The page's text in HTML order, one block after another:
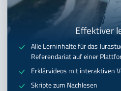
Effektiver
Alle Lerninhalte für das
Referendariat auf einer
Erklärvideos mit interaktiven
Skripte zum Nachlesen